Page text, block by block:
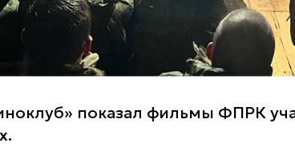
показал фильмы ФПРК